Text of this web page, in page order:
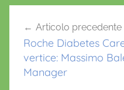
o
k
p
A
articoli
Articolo precedente
Roche Diabetes
vertice: Massimo
Manager